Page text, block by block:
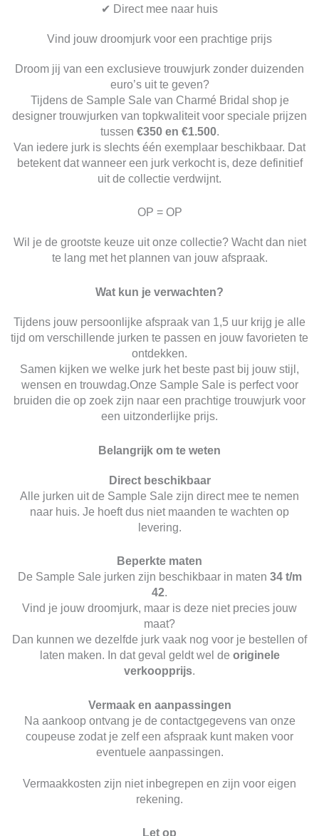
✔ Direct mee naar huis
Vind jouw droomjurk voor een prachtige prijs
Droom jij van een exclusieve trouwjurk zonder duizenden
euro’s uit te geven?
Tijdens de Sample Sale van Charmé Bridal shop je
designer trouwjurken van topkwaliteit voor speciale prijzen
tussen €350 en €1.500.
Van iedere jurk is slechts één exemplaar beschikbaar. Dat
betekent dat wanneer een jurk verkocht is, deze definitief
uit de collectie verdwijnt.
OP = OP
Wil je de grootste keuze uit onze collectie? Wacht dan niet
te lang met het plannen van jouw afspraak.
Wat kun je verwachten?
Tijdens jouw persoonlijke afspraak van 1,5 uur krijg je alle
tijd om verschillende jurken te passen en jouw favorieten te
ontdekken.
Samen kijken we welke jurk het beste past bij jouw stijl,
wensen en trouwdag.Onze Sample Sale is perfect voor
bruiden die op zoek zijn naar een prachtige trouwjurk voor
een uitzonderlijke prijs.
Belangrijk om te weten
Direct beschikbaar
Alle jurken uit de Sample Sale zijn direct mee te nemen
naar huis. Je hoeft dus niet maanden te wachten op
levering.
Beperkte maten
De Sample Sale jurken zijn beschikbaar in maten 34 t/m
42.
Vind je jouw droomjurk, maar is deze niet precies jouw
maat?
Dan kunnen we dezelfde jurk vaak nog voor je bestellen of
laten maken. In dat geval geldt wel de originele
verkoopprijs.
Vermaak en aanpassingen
Na aankoop ontvang je de contactgegevens van onze
coupeuse zodat je zelf een afspraak kunt maken voor
eventuele aanpassingen.
Vermaakkosten zijn niet inbegrepen en zijn voor eigen
rekening.
Let op